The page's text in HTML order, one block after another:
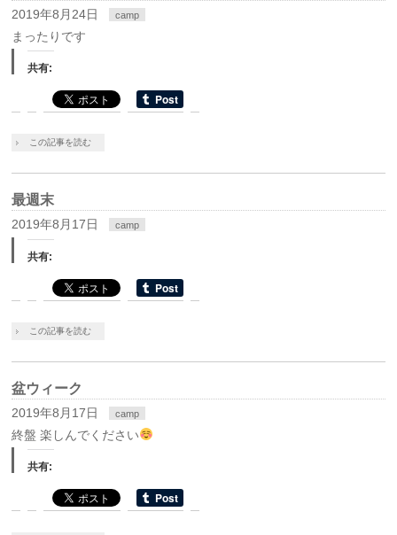
2019年8月24日 camp
まったりです
共有:
この記事を読む
最週末
2019年8月17日 camp
共有:
この記事を読む
盆ウィーク
2019年8月17日 camp
終盤 楽しんでください
共有: